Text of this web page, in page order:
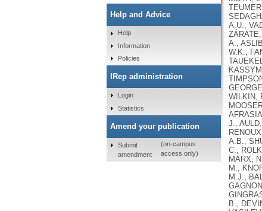
Help and Advice
Help
Information
Policies
IRep administration
Login
Statistics
Amend your publication
Submit
amendment
(on-campus
access only)